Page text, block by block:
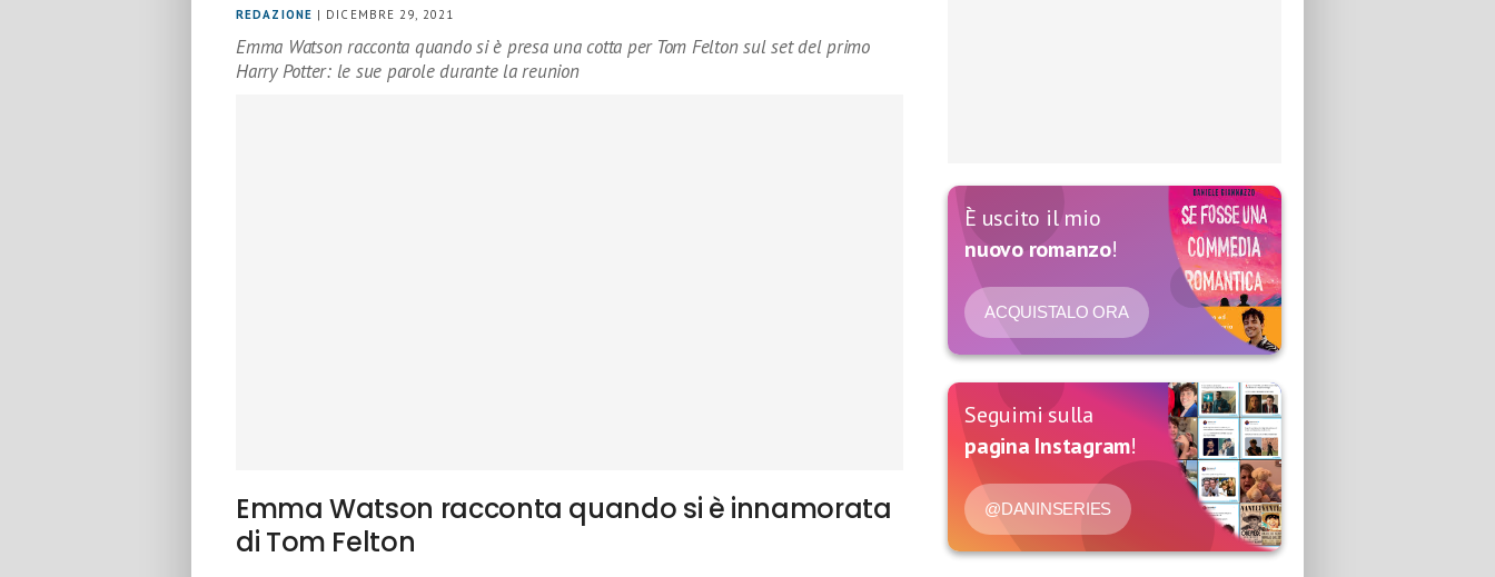
REDAZIONE | DICEMBRE 29, 2021
Emma Watson racconta quando si è presa una cotta per Tom Felton sul set del primo
Harry Potter: le sue parole durante la reunion
Emma Watson racconta quando si è innamorata
di Tom Felton
È uscito il mio
nuovo romanzo!
ACQUISTALO ORA
Seguimi sulla
pagina Instagram!
@DANINSERIES